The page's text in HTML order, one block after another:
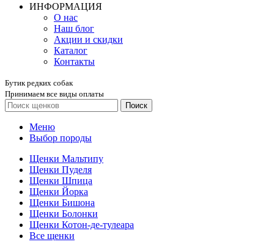
ИНФОРМАЦИЯ
О нас
Наш блог
Акции и скидки
Каталог
Контакты
Бутик редких собак
Принимаем все виды оплаты
Поиск
Меню
Выбор породы
Щенки Мальтипу
Щенки Пуделя
Щенки Шпица
Щенки Йорка
Щенки Бишона
Щенки Болонки
Щенки Котон-де-тулеара
Все щенки